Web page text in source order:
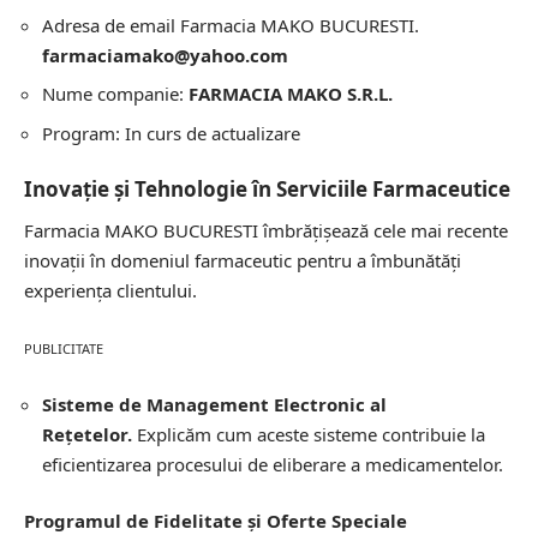
Adresa de email Farmacia MAKO BUCURESTI.
farmaciamako@yahoo.com
Nume companie: FARMACIA MAKO S.R.L.
Program: In curs de actualizare
Inovație și Tehnologie în Serviciile Farmaceutice
Farmacia MAKO BUCURESTI îmbrățișează cele mai recente
inovații în domeniul farmaceutic pentru a îmbunătăți
experiența clientului.
PUBLICITATE
Sisteme de Management Electronic al
Rețetelor. Explicăm cum aceste sisteme contribuie la
eficientizarea procesului de eliberare a medicamentelor.
Programul de Fidelitate și Oferte Speciale